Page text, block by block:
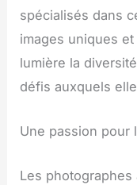
spécialisés dans
images uniques
lumière la
défis auxquels
Une passion pour
Les photographes